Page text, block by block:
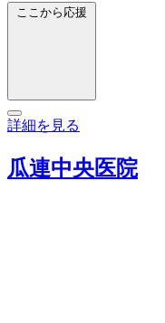
ここから応援
詳細を見る
瓜連中央医院